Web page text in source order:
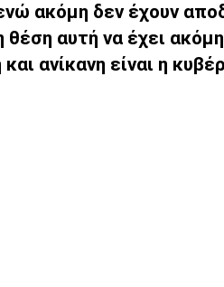
ακόμη δεν έχουν
αυτή να έχει
ανίκανη είναι η